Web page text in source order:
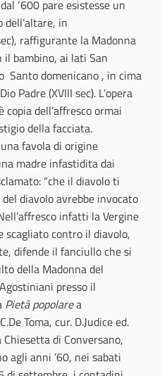
‘600 pare esistesse un
in
raffigurante la Madonna
il bambino, ai lati San
Santo domenicano , in cima
Padre (XVIII sec). L’opera
dell’affresco ormai
della facciata.
favola di origine
madre infastidita dai
“che il diavolo ti
diavolo avrebbe invocato
infatti la Vergine
contro il diavolo,
difende il fanciullo che si
della Madonna del
presso il
Pietà popolarea
Toma, cur. D.Judice ed.
di Conversano,
agli anni ’60, nei sabati